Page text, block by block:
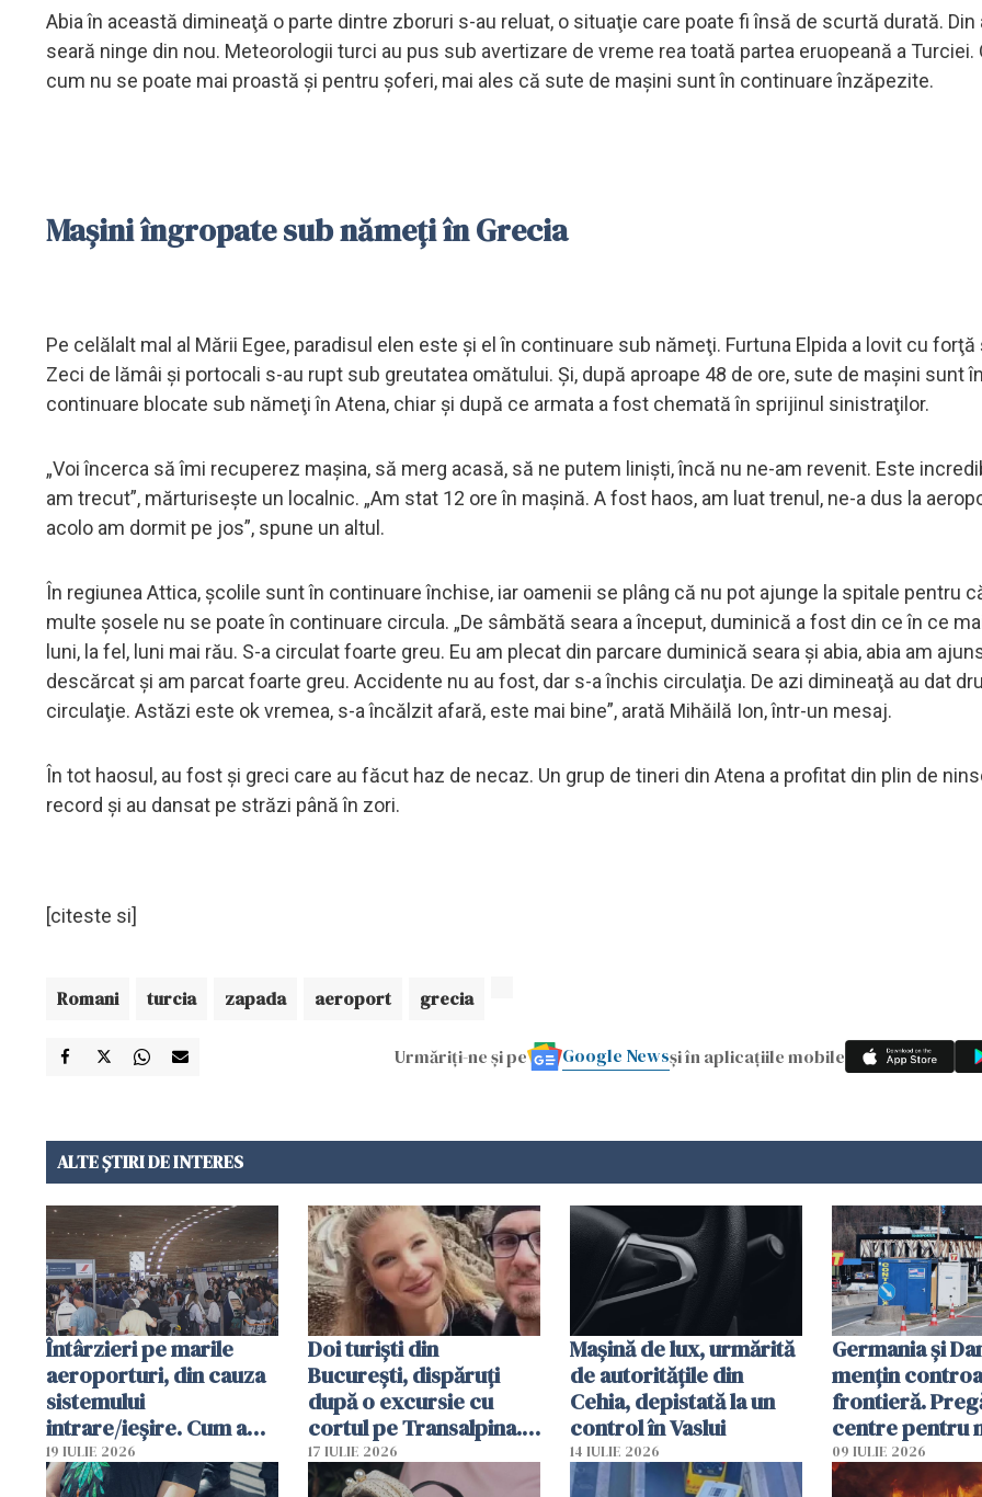
Abia în această dimineaţă o parte dintre zboruri s-au reluat, o situaţie care poate fi însă de scurtă durată. Din
seară ninge din nou. Meteorologii turci au pus sub avertizare de vreme rea toată partea eruopeană a Turciei.
cum nu se poate mai proastă şi pentru şoferi, mai ales că sute de maşini sunt în continuare înzăpezite.
Maşini îngropate sub nămeţi în Grecia
Pe celălalt mal al Mării Egee, paradisul elen este şi el în continuare sub nămeţi. Furtuna Elpida a lovit cu forţă
Zeci de lămâi şi portocali s-au rupt sub greutatea omătului. Şi, după aproape 48 de ore, sute de maşini sunt în
continuare blocate sub nămeţi în Atena, chiar şi după ce armata a fost chemată în sprijinul sinistraţilor.
„Voi încerca să îmi recuperez maşina, să merg acasă, să ne putem linişti, încă nu ne-am revenit. Este
am trecut”, mărturiseşte un localnic. „Am stat 12 ore în maşină. A fost haos, am luat trenul, ne-a dus la
acolo am dormit pe jos”, spune un altul.
În regiunea Attica, şcolile sunt în continuare închise, iar oamenii se plâng că nu pot ajunge la spitale pentru
multe şosele nu se poate în continuare circula. „De sâmbătă seara a început, duminică a fost din ce în ce
luni, la fel, luni mai rău. S-a circulat foarte greu. Eu am plecat din parcare duminică seara şi abia, abia am
descărcat şi am parcat foarte greu. Accidente nu au fost, dar s-a închis circulaţia. De azi dimineaţă au dat
circulaţie. Astăzi este ok vremea, s-a încălzit afară, este mai bine”, arată Mihăilă Ion, într-un mesaj.
În tot haosul, au fost şi greci care au făcut haz de necaz. Un grup de tineri din Atena a profitat din plin de
record şi au dansat pe străzi până în zori.
[citeste si]
Romani turcia zapada aeroport grecia
Urmăriți-ne și pe Google Newsși în aplicațiile mobile
ALTE ȘTIRI DE INTERES
Întârzieri pe marile
aeroporturi, din cauza
sistemului
intrare/ieșire. Cum a
ajuns o femeie să fie
arestată în Cluj-Napoca
19 IULIE 2026
Doi turiști din
București, dispăruți
după o excursie cu
cortul pe Transalpina.
Poliția și familia îi caută
17 IULIE 2026
Mașină de lux, urmărită
de autoritățile din
Cehia, depistată la un
control în Vaslui
14 IULIE 2026
Germania și
mențin
frontieră.
centre pentru
respinși din UE
09 IULIE 2026